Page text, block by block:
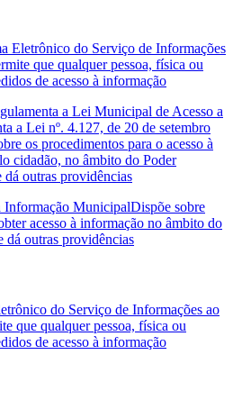
Eletrônico do Serviço de Informações
que qualquer pessoa, física ou
de acesso à informação
a Lei Municipal de Acesso a
a Lei nº. 4.127, de 20 de setembro
os procedimentos para o acesso à
cidadão, no âmbito do Poder
outras providências
Informação MunicipalDispõe sobre
acesso à informação no âmbito do
outras providências
do Serviço de Informações ao
que qualquer pessoa, física ou
de acesso à informação